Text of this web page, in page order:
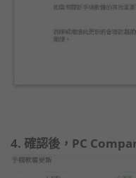
4. 確認後，PC